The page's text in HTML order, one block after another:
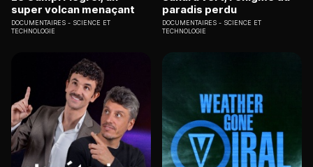
super volcan menaçant
DOCUMENTAIRES
SCIENCE ET
TECHNOLOGIE
paradis perdu
DOCUMENTAIRES
SCIENCE ET
TECHNOLOGIE